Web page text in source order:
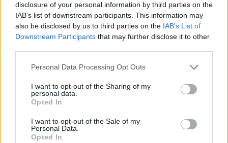
disclosure of your personal information by third parties on the
IAB’s list of downstream participants. This information may
also be disclosed by us to third parties on the IAB’s List of
Downstream Participants that may further disclose it to other
Personal Data Processing Opt Outs
I want to opt-out of the Sharing of my
personal data.
Opted In
I want to opt-out of the Sale of my
Personal Data.
Opted In
“Tāpat bieži dzirdams jautājums – vai bērns obligāti
ir jāpiesaka rindā uz pašvaldības bērnudārzu, lai
dārziņam. Tas ir jāskatās katras pašvaldības
saistošajos noteikumos. Piemēram, Rīgā šāda
prasība nav, bet Mārupē ir,” skaidro Daina Kājiņa.
Sindija Grāvere gan uzsver, ka tiem rīdziniekiem, kuri